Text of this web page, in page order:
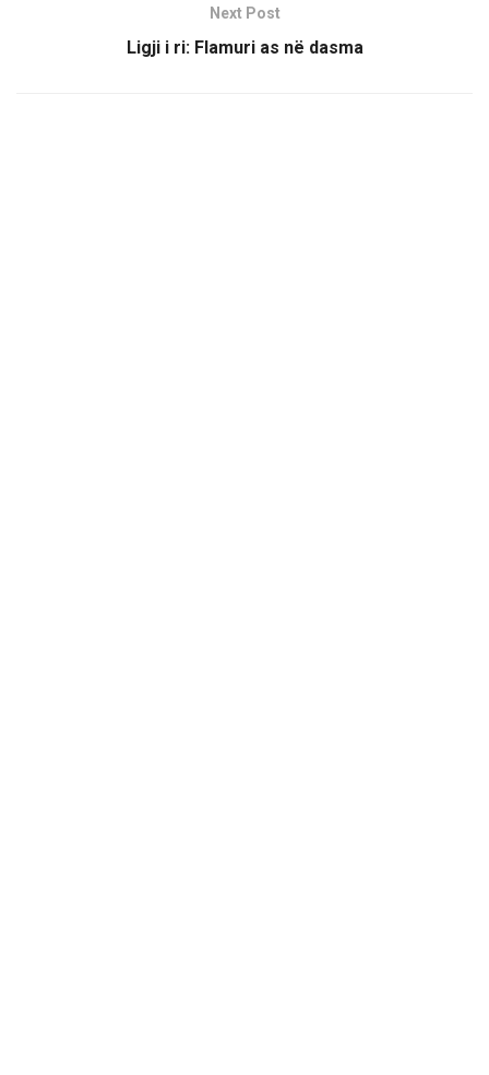
Next Post
Ligji i ri: Flamuri as në dasma